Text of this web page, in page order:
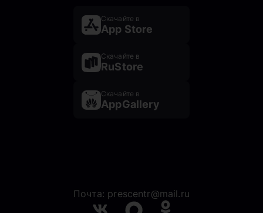
Скачайте в
App Store
Скачайте в
RuStore
Скачайте в
AppGallery
Почта: prescentr@mail.ru